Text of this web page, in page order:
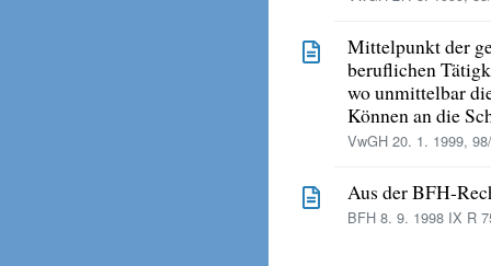
Mittelpunkt der
beruflichen
wo unmittelbar
Können an die
VwGH 20. 1. 1999,
Aus der BFH-
BFH 8. 9. 1998 IX R